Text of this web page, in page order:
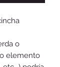
o
elemento